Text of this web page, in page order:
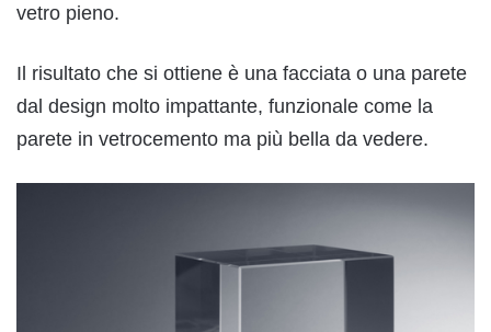
vetro pieno.
Il risultato che si ottiene è una facciata o una parete
dal design molto impattante, funzionale come la
parete in vetrocemento ma più bella da vedere.